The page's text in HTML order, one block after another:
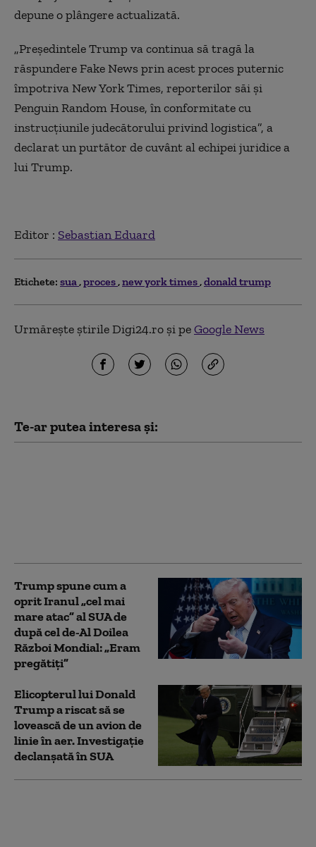
depune o plângere actualizată.
„Preşedintele Trump va continua să tragă la
răspundere Fake News prin acest proces puternic
împotriva New York Times, reporterilor săi şi
Penguin Random House, în conformitate cu
instrucţiunile judecătorului privind logistica”, a
declarat un purtător de cuvânt al echipei juridice a
lui Trump.
Editor : Sebastian Eduard
Etichete: sua proces new york times donald trump
Urmărește știrile Digi24.ro și peGoogle News
Te-ar putea interesa și:
Trump spune cum a
oprit Iranul „cel mai
mare atac” al SUA de
după cel de-Al Doilea
Război Mondial: „Eram
pregătiți”
Elicopterul lui Donald
Trump a riscat să se
lovească de un avion de
linie în aer. Investigație
declanșată în SUA